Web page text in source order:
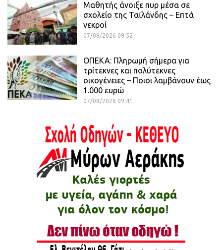
Μαθητής άνοιξε πυρ μέσα σε
σχολείο της Ταϊλάνδης – Επτά
νεκροί
07/08/2026 09:52
ΟΠΕΚΑ: Πληρωμή σήμερα για
τρίτεκνες και πολύτεκνες
οικογένειες – Ποιοι λαμβάνουν έως
1.000 ευρώ
07/08/2026 09:41